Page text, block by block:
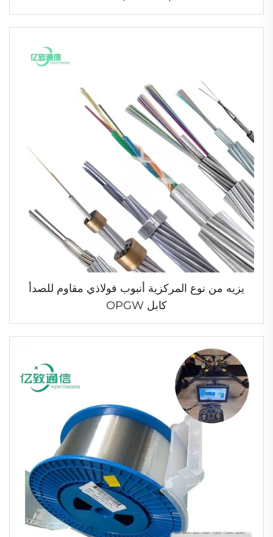
يزيه من نوع المركزية أنبوب فولاذي مقاوم للصدأ
كابل OPGW